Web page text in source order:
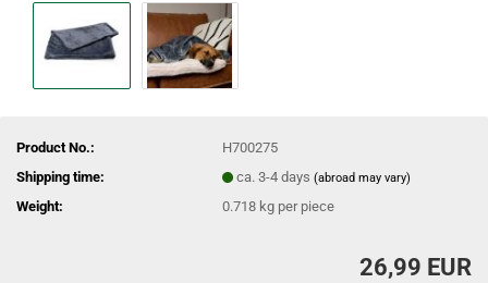
Product No.:
H700275
Shipping time:
ca. 3-4 days(abroad may vary)
Weight: 0.718 kg per piece
26,99 EUR